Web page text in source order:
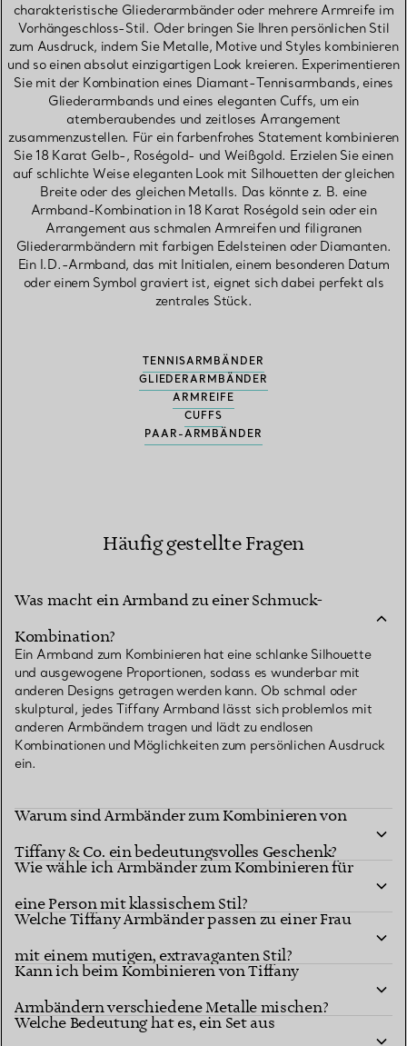
charakteristische Gliederarmbänder oder mehrere Armreife im
Vorhängeschloss-Stil. Oder bringen Sie Ihren persönlichen Stil
zum Ausdruck, indem Sie Metalle, Motive und Styles kombinieren
und so einen absolut einzigartigen Look kreieren. Experimentieren
Sie mit der Kombination eines Diamant-Tennisarmbands, eines
Gliederarmbands und eines eleganten Cuffs, um ein
atemberaubendes und zeitloses Arrangement
zusammenzustellen. Für ein farbenfrohes Statement kombinieren
Sie 18 Karat Gelb-, Roségold- und Weißgold. Erzielen Sie einen
auf schlichte Weise eleganten Look mit Silhouetten der gleichen
Breite oder des gleichen Metalls. Das könnte z. B. eine
Armband-Kombination in 18 Karat Roségold sein oder ein
Arrangement aus schmalen Armreifen und filigranen
Gliederarmbändern mit farbigen Edelsteinen oder Diamanten.
Ein I.D.-Armband, das mit Initialen, einem besonderen Datum
oder einem Symbol graviert ist, eignet sich dabei perfekt als
zentrales Stück.
TENNISARMBÄNDER
GLIEDERARMBÄNDER
ARMREIFE
CUFFS
PAAR-ARMBÄNDER
Häufig gestellte Fragen
Was macht ein Armband zu einer Schmuck-
Kombination?
Ein Armband zum Kombinieren hat eine schlanke Silhouette
und ausgewogene Proportionen, sodass es wunderbar mit
anderen Designs getragen werden kann. Ob schmal oder
skulptural, jedes Tiffany Armband lässt sich problemlos mit
anderen Armbändern tragen und lädt zu endlosen
Kombinationen und Möglichkeiten zum persönlichen Ausdruck
ein.
Warum sind Armbänder zum Kombinieren von
Tiffany & Co. ein bedeutungsvolles Geschenk?
Wie wähle ich Armbänder zum Kombinieren für
eine Person mit klassischem Stil?
Welche Tiffany Armbänder passen zu einer Frau
mit einem mutigen, extravaganten Stil?
Kann ich beim Kombinieren von Tiffany
Armbändern verschiedene Metalle mischen?
Welche Bedeutung hat es, ein Set aus